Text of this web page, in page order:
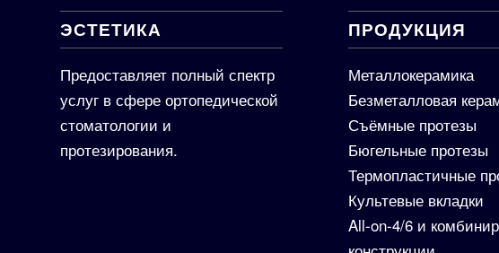
ЭСТЕТИКА
Предоставляет полный спектр
услуг в сфере ортопедической
стоматологии и
протезирования.
ПРОДУКЦИЯ
Металлокерамика
Безметалловая
Съёмные протезы
Бюгельные протезы
Термопластичные
Культевые вкладки
All-on-4/6 и